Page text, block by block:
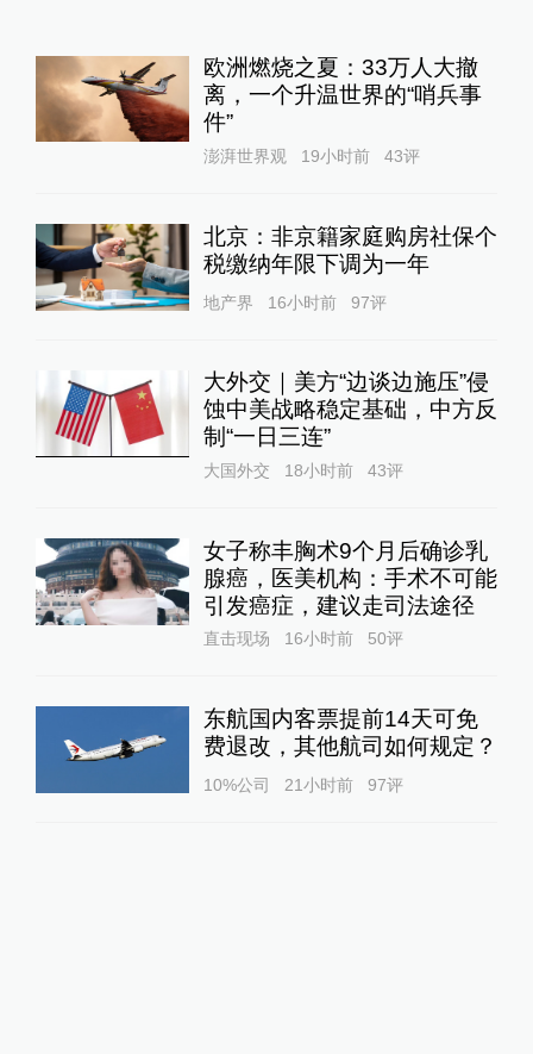
欧洲燃烧之夏：33万人大撤
离，一个升温世界的“哨兵事
件”
澎湃世界观 19小时前 43评
北京：非京籍家庭购房社保个
税缴纳年限下调为一年
地产界 16小时前 97评
大外交｜美方“边谈边施压”侵
蚀中美战略稳定基础，中方反
制“一日三连”
大国外交 18小时前 43评
女子称丰胸术9个月后确诊乳
腺癌，医美机构：手术不可能
引发癌症，建议走司法途径
直击现场 16小时前 50评
东航国内客票提前14天可免
费退改，其他航司如何规定？
10%公司 21小时前 97评